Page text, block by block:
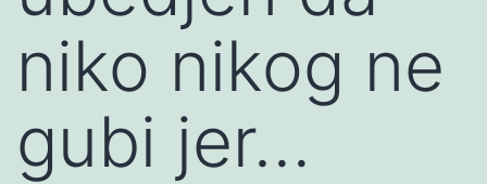
niko nikog ne
gubi jer…